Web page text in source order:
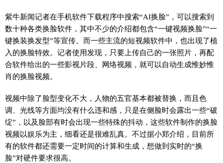
紫牛新闻记者在手机软件下载程序中搜索“AI换脸”，可以搜索到
数十种各类换脸软件，其中不少的介绍都包含“一键视频换脸”“一
键换装换发型”等宣传。而一些主流的短视频软件中，也出现了植
入的换脸特效。记者使用发现，只要上传自己的一张照片，再配
合软件给出的一些影视片段、网络视频，就可以自动生成惟妙惟
肖的换脸视频。
视频中除了脸型变化不大，人物的五官基本都被替换，而且色
调、光线等方面均没有什么违和感，只是在侧脸时会露出一些“破
绽”，以及脸部有时会出现一些特殊的抖动，这些软件制作的换脸
视频以娱乐为主，细看还是很难乱真。不过据小郑介绍，目前所
有的软件都还需要一定时间的计算和生成，想做到实时的“换
脸”对硬件要求很高。